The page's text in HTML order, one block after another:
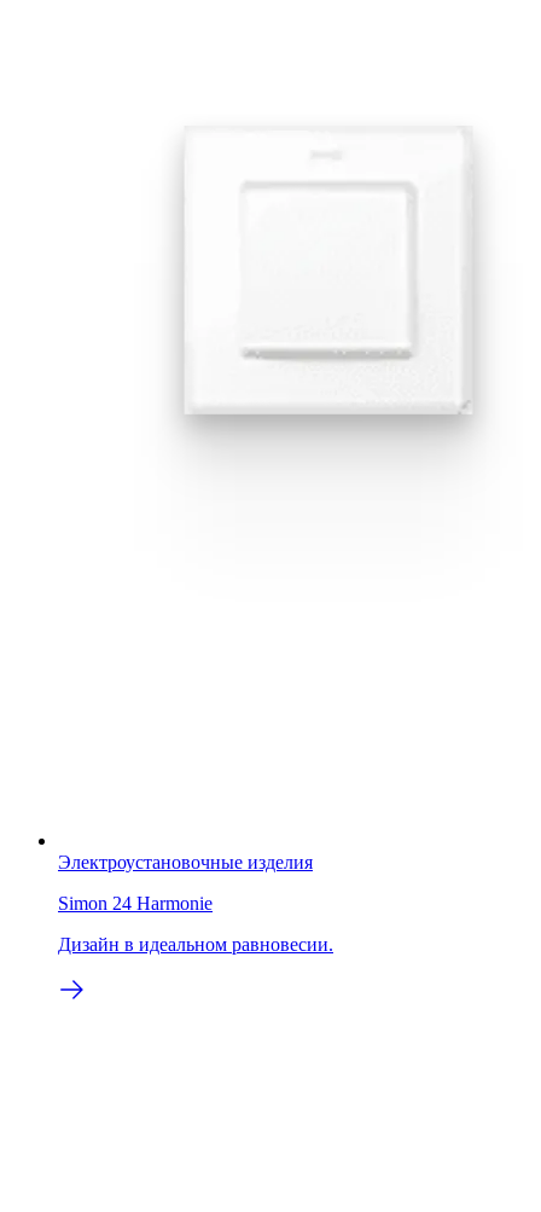
Электроустановочные изделия
Simon 24 Harmonie
Дизайн в идеальном равновесии.